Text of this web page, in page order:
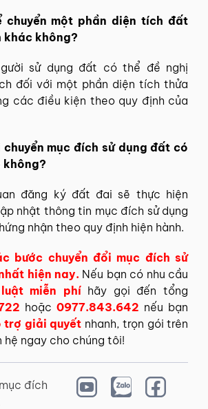
chuyển một phần diện tích đất
khác không?
sử dụng đất có thể đề nghị
đối với một phần diện tích thửa
các điều kiện theo quy định của
chuyển mục đích sử dụng đất có
không?
đăng ký đất đai sẽ thực hiện
nhật thông tin mục đích sử dụng
nhận theo quy định hiện hành.
bước chuyển đổi mục đích sử
hiện nay. Nếu bạn có nhu cầu
miễn phí hãy gọi đến tổng
hoặc 0977.843.642 nếu bạn
trợ giải quyết nhanh, trọn gói trên
ngay cho chúng tôi!
đích